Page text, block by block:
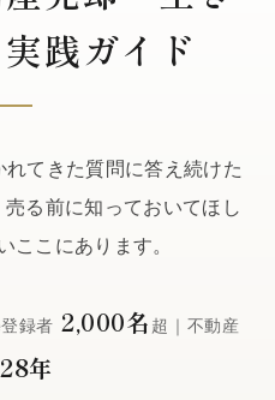
践ガイド
てきた質問に答え続けた
る前に知っておいてほし
ここにあります。
録者 2,000名 超｜不動産
28年